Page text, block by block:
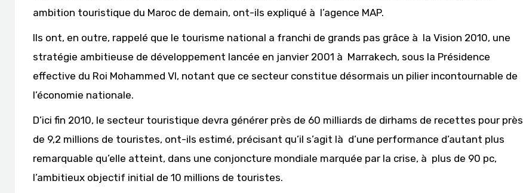
ambition touristique du Maroc de demain, ont-ils expliqué à l’agence MAP.
Ils ont, en outre, rappelé que le tourisme national a franchi de grands pas grâce à la Vision 2010, une
stratégie ambitieuse de développement lancée en janvier 2001 à Marrakech, sous la Présidence
effective du Roi Mohammed VI, notant que ce secteur constitue désormais un pilier incontournable de
l’économie nationale.
D’ici fin 2010, le secteur touristique devra générer près de 60 milliards de dirhams de recettes pour près
de 9,2 millions de touristes, ont-ils estimé, précisant qu’il s’agit là d’une performance d’autant plus
remarquable qu’elle atteint, dans une conjoncture mondiale marquée par la crise, à plus de 90 pc,
l’ambitieux objectif initial de 10 millions de touristes.